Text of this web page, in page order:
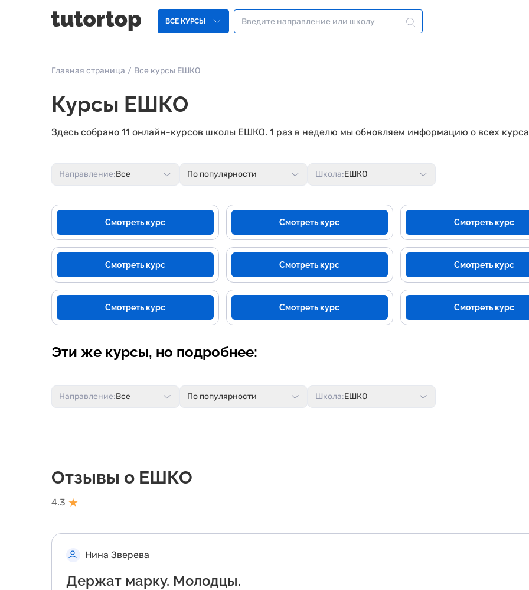
ВСЕ КУРСЫ
Главная страница / Все курсы ЕШКО
Курсы ЕШКО
Здесь собрано 11 онлайн-курсов школы ЕШКО. 1 раз в неделю мы обновляем информацию о всех
Школа:ЕШКО
По популярности
Направление:Все
Смотреть курс Смотреть курс Смотреть курс
Смотреть курс Смотреть курс Смотреть курс
Смотреть курс Смотреть курс Смотреть курс
Эти же курсы, но подробнее:
Направление:Все По популярности Школа:ЕШКО
Отзывы о ЕШКО
4.3 ★
Нина Зверева
Держат марку. Молодцы.